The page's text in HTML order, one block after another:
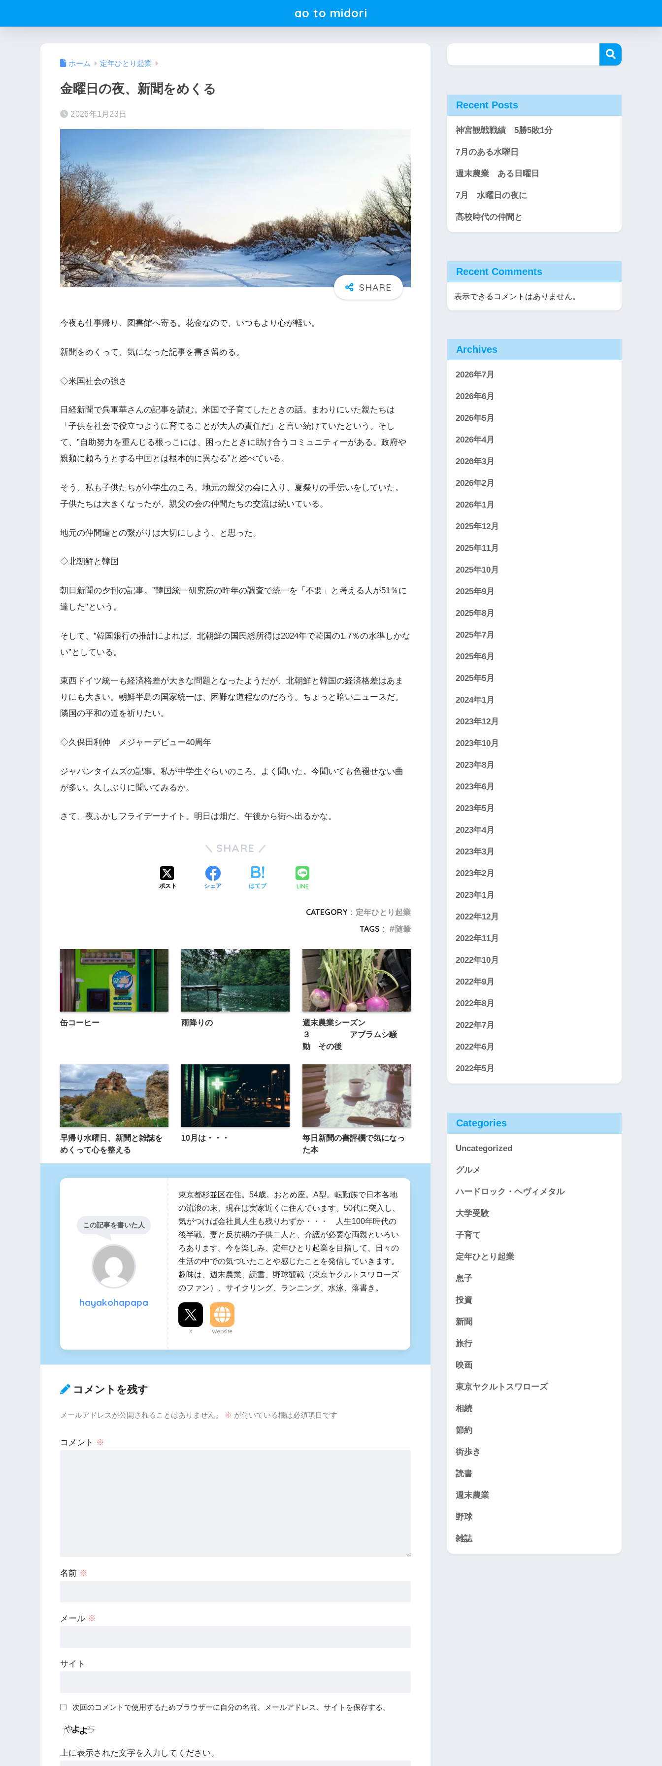
ao to midori
ホーム 定年ひとり起業
金曜日の夜、新聞をめくる
2026年1月23日
今夜も仕事帰り、図書館へ寄る。花金なので、いつもより心が軽い。
新聞をめくって、気になった記事を書き留める。
◇米国社会の強さ
日経新聞で呉軍華さんの記事を読む。米国で子育てしたときの話。まわりにいた親たちは
「子供を社会で役立つように育てることが大人の責任だ」と言い続けていたという。そし
て、”自助努力を重んじる根っこには、困ったときに助け合うコミュニティーがある。政府や
親類に頼ろうとする中国とは根本的に異なる”と述べている。
そう、私も子供たちが小学生のころ、地元の親父の会に入り、夏祭りの手伝いをしていた。
子供たちは大きくなったが、親父の会の仲間たちの交流は続いている。
地元の仲間達との繋がりは大切にしよう、と思った。
◇北朝鮮と韓国
朝日新聞の夕刊の記事。”韓国統一研究院の昨年の調査で統一を「不要」と考える人が51％に
達した”という。
そして、”韓国銀行の推計によれば、北朝鮮の国民総所得は2024年で韓国の1.7％の水準しかな
い”としている。
東西ドイツ統一も経済格差が大きな問題となったようだが、北朝鮮と韓国の経済格差はあま
りにも大きい。朝鮮半島の国家統一は、困難な道程なのだろう。ちょっと暗いニュースだ。
隣国の平和の道を祈りたい。
◇久保田利伸 メジャーデビュー40周年
ジャパンタイムズの記事。私が中学生ぐらいのころ、よく聞いた。今聞いても色褪せない曲
が多い。久しぶりに聞いてみるか。
さて、夜ふかしフライデーナイト。明日は畑だ、午後から街へ出るかな。
SHARE
ポスト シェア はてブ LINE
CATEGORY : 定年ひとり起業
TAGS :
随筆
缶コーヒー 雨降りの
週末農業シーズン
３ アブラムシ騒
動 その後
早帰り水曜日、新聞と雑誌を
めくって心を整える
10月は・・・
毎日新聞の書評欄で気になっ
た本
この記事を書いた人
hayakohapapa
東京都杉並区在住。54歳。おとめ座。A型。転勤族で日本各地
の流浪の末、現在は実家近くに住んでいます。50代に突入し、
気がつけば会社員人生も残りわずか・・・ 人生100年時代の
後半戦、妻と反抗期の子供二人と、介護が必要な両親といろい
ろあります。今を楽しみ、定年ひとり起業を目指して、日々の
生活の中での気づいたことや感じたことを発信していきます。
趣味は、週末農業、読書、野球観戦（東京ヤクルトスワローズ
のファン）、サイクリング、ランニング、水泳、落書き。
X Website
コメントを残す
メールアドレスが公開されることはありません。 ※ が付いている欄は必須項目です
コメント ※
名前 ※
メール ※
サイト
次回のコメントで使用するためブラウザーに自分の名前、メールアドレス、サイトを保存する。
上に表示された文字を入力してください。
Recent Posts
神宮観戦戦績 5勝5敗1分
7月のある水曜日
週末農業 ある日曜日
7月 水曜日の夜に
高校時代の仲間と
Recent Comments
表示できるコメントはありません。
Archives
2026年7月
2026年6月
2026年5月
2026年4月
2026年3月
2026年2月
2026年1月
2025年12月
2025年11月
2025年10月
2025年9月
2025年8月
2025年7月
2025年6月
2025年5月
2024年1月
2023年12月
2023年10月
2023年8月
2023年6月
2023年5月
2023年4月
2023年3月
2023年2月
2023年1月
2022年12月
2022年11月
2022年10月
2022年9月
2022年8月
2022年7月
2022年6月
2022年5月
Categories
Uncategorized
グルメ
ハードロック・ヘヴィメタル
大学受験
子育て
定年ひとり起業
息子
投資
新聞
旅行
映画
東京ヤクルトスワローズ
相続
節約
街歩き
読書
週末農業
野球
雑誌